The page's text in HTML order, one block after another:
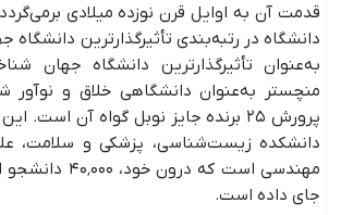
دانشگاه در رتبه‌بندی تأثیرگذارترین دانشگاه
به‌عنوان تأثیرگذارترین دانشگاه جهان
منچستر به‌عنوان دانشگاهی خلاق و نوآور
پرورش ۲۵ برنده جایز نوبل گواه آن است.
دانشکده زیست‌شناسی، پزشکی و سلامت،
جای داده است.